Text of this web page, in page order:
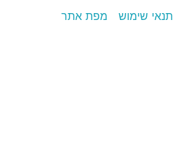
תנאי שימוש מפת אתר